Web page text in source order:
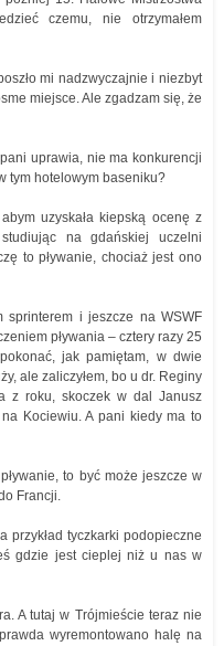
czemu, nie otrzymałem
mi nadzwyczajnie i niezbyt
miejsce. Ale zgadzam się, że
uprawia, nie ma konkurencji
tym hotelowym baseniku?
uzyskała kiepską ocenę z
na gdańskiej uczelni
to pływanie, chociaż jest ono
sprinterem i jeszcze na WSWF
pływania – cztery razy 25
jak pamiętam, w dwie
ale zaliczyłem, bo u dr. Reginy
z roku, skoczek w dal Janusz
Kociewiu. A pani kiedy ma to
to być może jeszcze w
Francji.
przykład tyczkarki podopieczne
gdzie jest cieplej niż u nas w
A tutaj w Trójmieście teraz nie
wyremontowano halę na